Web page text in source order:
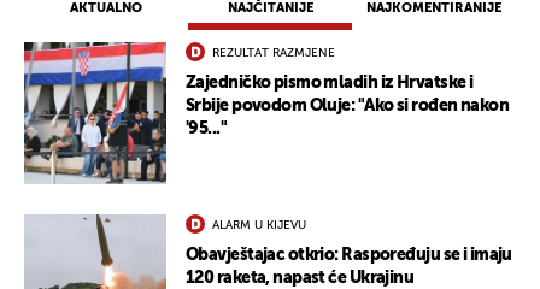
AKTUALNO NAJČITANIJE NAJKOMENTIRANIJE
REZULTAT RAZMJENE
Zajedničko pismo mladih iz Hrvatske i
Srbije povodom Oluje: "Ako si rođen nakon
'95..."
ALARM U KIJEVU
Obavještajac otkrio: Raspoređuju se i imaju
120 raketa, napast će Ukrajinu